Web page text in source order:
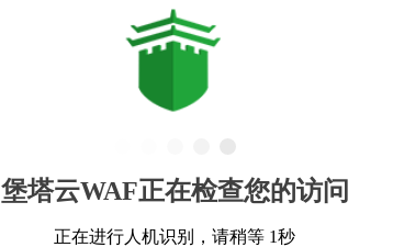
堡塔云WAF正在检查您的访问
正在进行人机识别，请稍等 1秒